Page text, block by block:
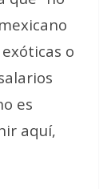
o
es
aquí,